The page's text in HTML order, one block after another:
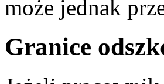
może jednak
Granice